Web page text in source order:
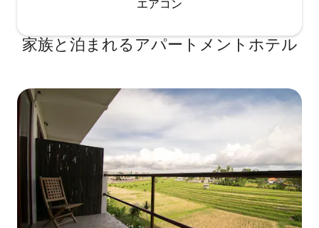
エアコン
家族と泊まれるアパートメントホテル